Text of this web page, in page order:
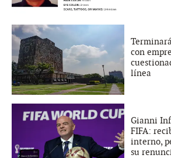
con
línea
Gianni
FIFA:
interno,
su